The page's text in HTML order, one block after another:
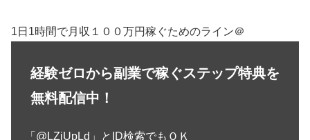
1日1時間で月収１００万円稼ぐためのライン＠
経験ゼロから副業で稼ぐステップ特典を
無料配信中！
「@LZjUpLd」とID検索でもＯＫ